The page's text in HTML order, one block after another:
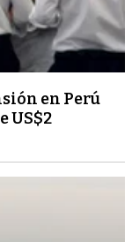
en Perú
US$2